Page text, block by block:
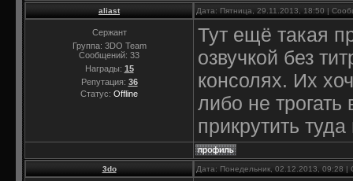
aliast Дата: Пятница, 29.11.2013, 18:50 |
Сержант
Группа: 3DO Team
Сообщений: 33
Награды: 15
Репутация: 36
Статус: Offline
Тут ещё такая
озвучкой без
консолях. Их
либо не
прикрутить
3do Дата: Понедельник, 02.12.2013, 09:28